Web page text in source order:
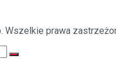
Wszelkie prawa